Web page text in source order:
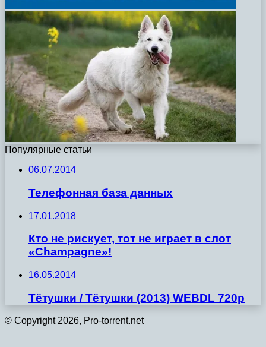
Популярные статьи
06.07.2014
Телефонная база данных
17.01.2018
Кто не рискует, тот не играет в слот
«Champagne»!
16.05.2014
Тётушки / Тётушки (2013) WEBDL 720p
© Copyright 2026, Pro-torrent.net